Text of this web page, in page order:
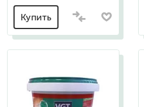
Купить